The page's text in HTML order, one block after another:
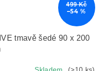
499 Kč
–54 %
tmavě šedé 90 x 200
Skladem (>10 ks)